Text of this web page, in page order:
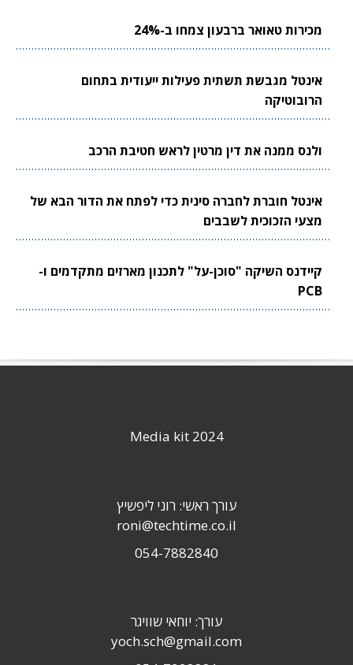
מכירות טאואר ברבעון צמחו ב-24%
אינטל מגבשת תשתית פעילות ייעודית בתחום
הרובוטיקה
ולנס ממנה את דין מרטין לראש חטיבת הרכב
אינטל חוברת לחברה סינית כדי לפתח את הדור הבא של
מצעי הזכוכית לשבבים
קיידנס השיקה "סוכן-על" לתכנון מארזים מתקדמים ו-
PCB
Media kit 2024
עורך ראשי: רוני ליפשיץ
roni@techtime.co.il
054-7882840
עורך: יוחאי שוויגר
yoch.sch@gmail.com